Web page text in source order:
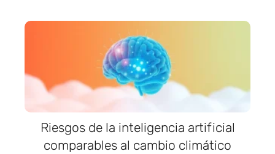
Riesgos de la inteligencia artificial
comparables al cambio climático